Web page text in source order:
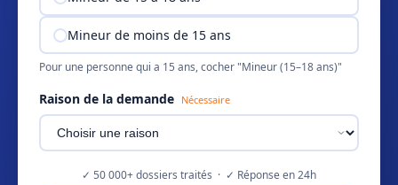
Mineur de moins de 15 ans
Pour une personne qui a 15 ans, cocher "Mineur (15–18 ans)"
Raison de la demande Nécessaire
✓ 50 000+ dossiers traités · ✓ Réponse en 24h